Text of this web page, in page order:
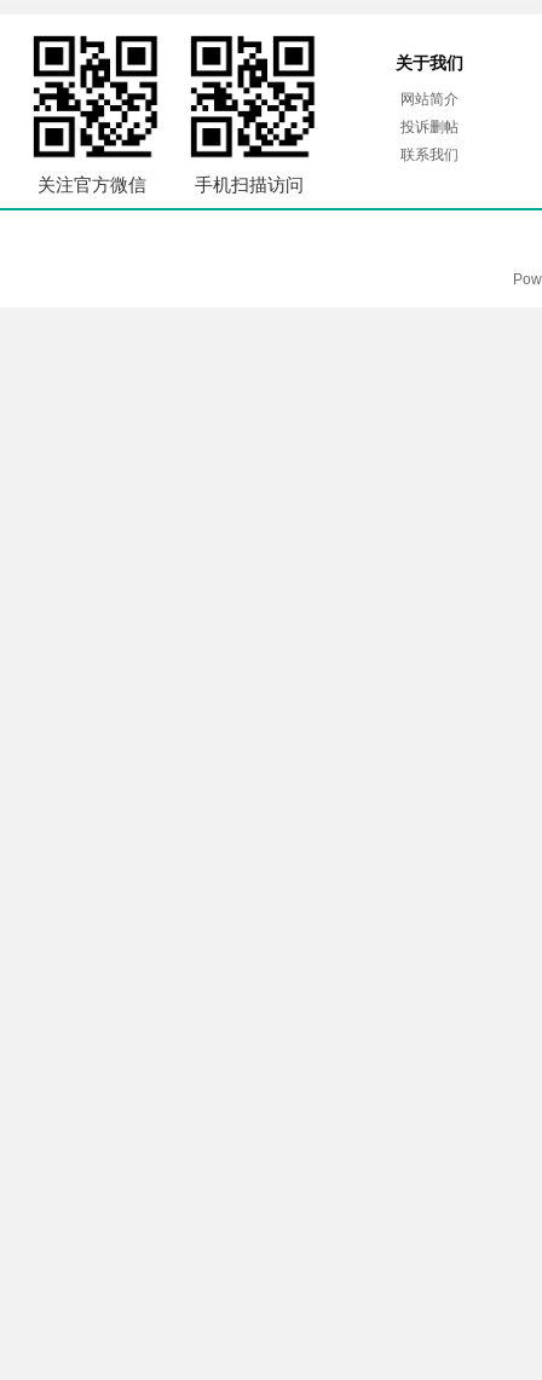
关注官方微信 手机扫描访问
关于我们
网站简介
投诉删帖
联系我们